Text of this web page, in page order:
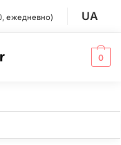
ежедневно) UA
0